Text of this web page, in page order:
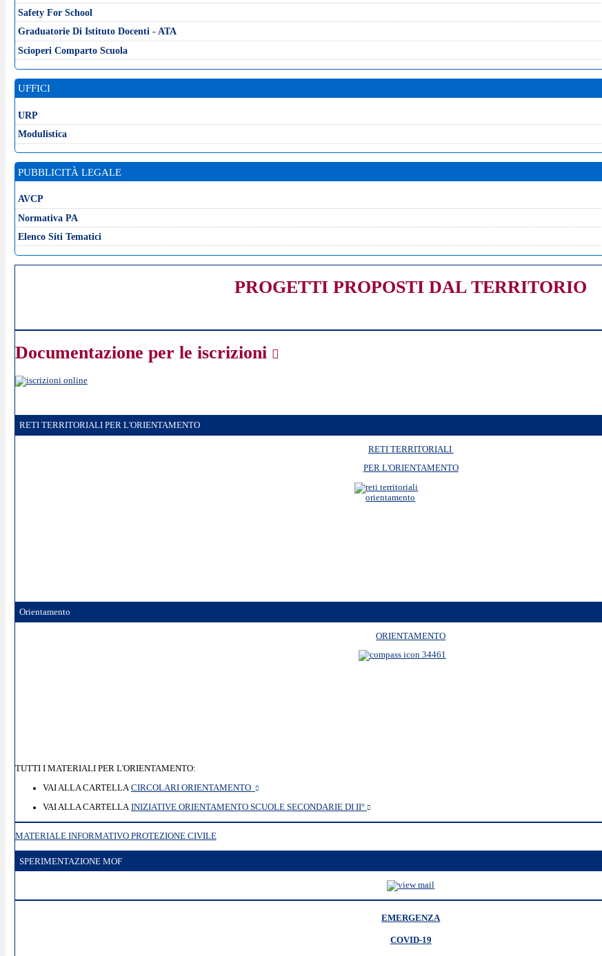
Safety For School
Graduatorie Di Istituto Docenti - ATA
Scioperi Comparto Scuola
UFFICI
URP
Modulistica
PUBBLICITÀ LEGALE
AVCP
Normativa PA
Elenco Siti Tematici
PROGETTI PROPOSTI DAL TERRITORIO
Documentazione per le iscrizioni
RETI TERRITORIALI PER L'ORIENTAMENTO
RETI TERRITORIALI
PER L'ORIENTAMENTO
Orientamento
ORIENTAMENTO
TUTTI I MATERIALI PER L'ORIENTAMENTO:
VAI ALLA CARTELLACIRCOLARI ORIENTAMENTO
VAI ALLA CARTELLA INIZIATIVE ORIENTAMENTO SCUOLE SECONDARIE DI II°
MATERIALE INFORMATIVO PROTEZIONE CIVILE
SPERIMENTAZIONE MOF
EMERGENZA
COVID-19